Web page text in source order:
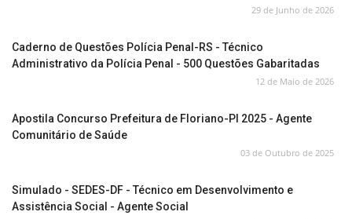
29 de Junho de 2026
Caderno de Questões Polícia Penal-RS - Técnico
Administrativo da Polícia Penal - 500 Questões Gabaritadas
12 de Maio de 2026
Apostila Concurso Prefeitura de Floriano-PI 2025 - Agente
Comunitário de Saúde
03 de Outubro de 2025
Simulado - SEDES-DF - Técnico em Desenvolvimento e
Assistência Social - Agente Social